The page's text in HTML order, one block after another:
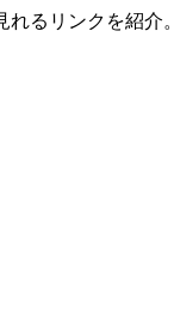
るリンクを紹介。